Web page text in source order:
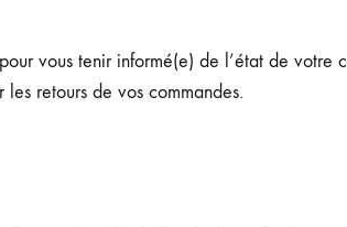
vous tenir informé(e) de l’état de
retours de vos commandes.